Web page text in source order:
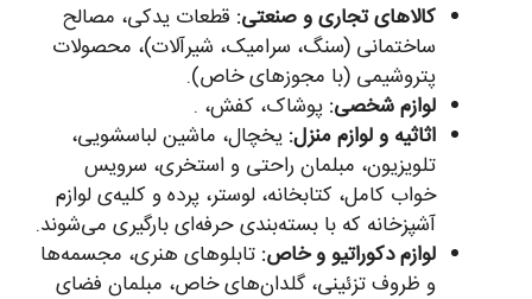
کالاهای تجاری و صنعتی: قطعات یدکی، مصالح
ساختمانی (سنگ، سرامیک، شیرآلات)، محصولات
پتروشیمی (با مجوزهای خاص).
لوازم شخصی: پوشاک، کفش، .
اثاثیه و لوازم منزل: یخچال، ماشین لباسشویی،
تلویزیون، مبلمان راحتی و استخری، سرویس
خواب کامل، کتابخانه، لوستر، پرده و کلیه‌ی لوازم
آشپزخانه که با بسته‌بندی حرفه‌ای بارگیری می‌شوند.
لوازم دکوراتیو و خاص: تابلوهای هنری، مجسمه‌ها
و ظروف تزئینی، گلدان‌های خاص، مبلمان فضای